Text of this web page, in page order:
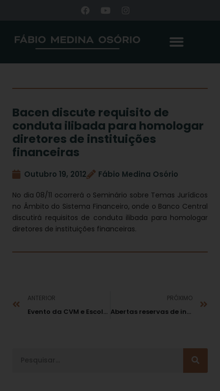
Bacen discute requisito de
conduta ilibada para homologar
diretores de instituições
financeiras
Outubro 19, 2012 Fábio Medina Osório
No dia 08/11 ocorrerá o Seminário sobre Temas Jurídicos
no Âmbito do Sistema Financeiro, onde o Banco Central
discutirá requisitos de conduta ilibada para homologar
diretores de instituições financeiras.
ANTERIOR
Evento da CVM e Escola TRF no RJ conta com palestra de Fábio Medina Osório
PRÓXIMO
Abertas reservas de inscrições para III Edição do Seminário INFRAÇÕES E SANÇÕES NOS SERVIÇOS PÚBLICOS REGULADOS